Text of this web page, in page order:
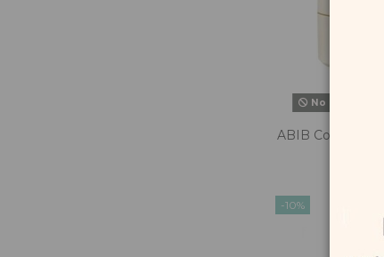
No hay
ABIB Collagen
-
-10%